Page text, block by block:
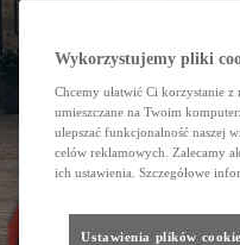
Wykorzystujemy pliki
Chcemy ułatwić Ci korzystanie
umieszczane na Twoim
ulepszać funkcjonalność naszej
celów reklamowych. Zalecamy
ich ustawienia. Szczegółowe
Ustawienia plików cookie